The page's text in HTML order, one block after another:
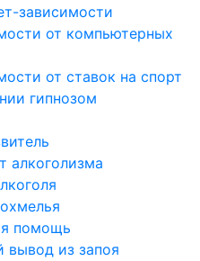
зависимости
от компьютерных
от ставок на спорт
гипнозом
алкоголизма
помощь
вывод из запоя